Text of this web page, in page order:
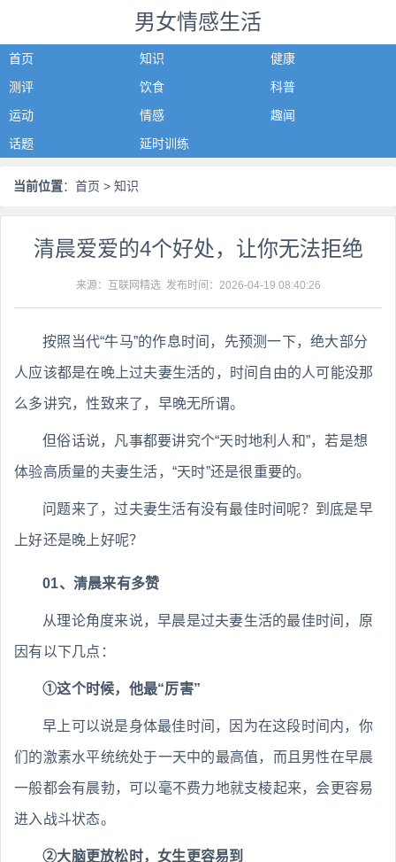
男女情感生活
首页 知识
健康
测评
饮食
科普
运动
情感
趣闻
话题
延时训练
当前位置： 首页 > 知识
清晨爱爱的4个好处，让你无法拒绝
来源：互联网精选 发布时间： 2026-04-19 08:40:26
按照当代“牛马”的作息时间，先预测一下，绝大部分
人应该都是在晚上过夫妻生活的，时间自由的人可能没那
么多讲究，性致来了，早晚无所谓。
但俗话说，凡事都要讲究个“天时地利人和”，若是想
体验高质量的夫妻生活，“天时”还是很重要的。
问题来了，过夫妻生活有没有最佳时间呢？到底是早
上好还是晚上好呢？
01、清晨来有多赞
从理论角度来说，早晨是过夫妻生活的最佳时间，原
因有以下几点：
①这个时候，他最“厉害”
早上可以说是身体最佳时间，因为在这段时间内，你
们的激素水平统统处于一天中的最高值，而且男性在早晨
一般都会有晨勃，可以毫不费力地就支棱起来，会更容易
进入战斗状态。
②大脑更放松时，女生更容易到